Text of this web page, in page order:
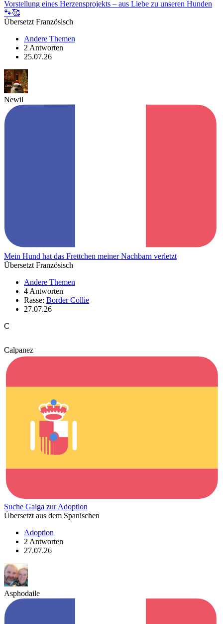
Vorstellung eines Herzensprojekts – aus Liebe zu unseren Hunden
🐾🥰
Übersetzt Französisch
Andere Themen
2 Antworten
25.07.26
Newil
Mein Hund hat das Frettchen meiner Nachbarn verletzt
Übersetzt Französisch
Andere Themen
4 Antworten
Rasse: Border Collie
27.07.26
C
Calpanez
Suche Galga zur Adoption
Übersetzt aus dem Spanischen
Adoption
2 Antworten
27.07.26
Asphodaile